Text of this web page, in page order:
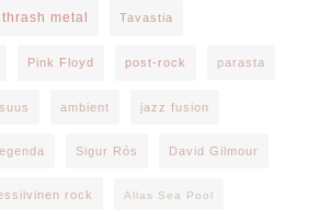
thrash metal Tavastia
Pink Floyd post-rock parasta
ambient jazz fusion
Sigur Rós David Gilmour
rock Allas Sea Pool